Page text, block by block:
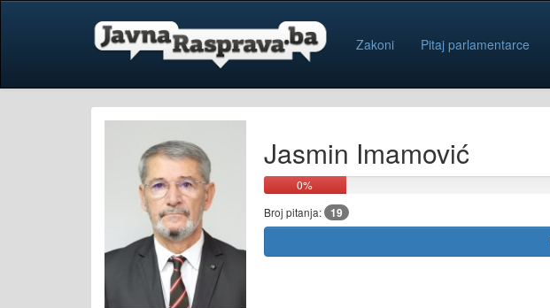
Zakoni Pitaj parlamentarce
Jasmin Imamović
0%
Broj pitanja: 19